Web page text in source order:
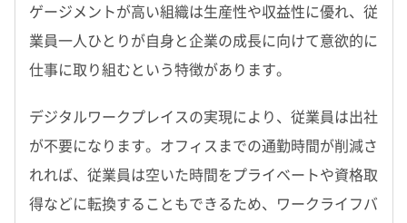
ゲージメントが高い組織は生産性や収益性に優れ、従
業員一人ひとりが自身と企業の成長に向けて意欲的に
仕事に取り組むという特徴があります。
デジタルワークプレイスの実現により、従業員は出社
が不要になります。オフィスまでの通勤時間が削減さ
れれば、従業員は空いた時間をプライベートや資格取
得などに転換することもできるため、ワークライフバ